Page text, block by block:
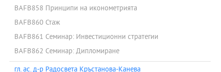
BAFB858 Принципи на иконометрията
BAFB860 Стаж
BAFB861 Семинар: Инвестиционни стратегии
BAFB862 Семинар: Дипломиране
гл. ас. д-р Радосвета Кръстанова-Канева